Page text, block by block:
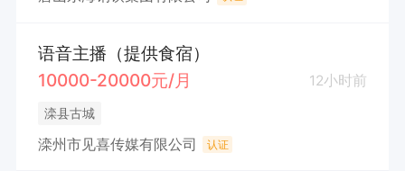
语音主播（提供食宿）
10000-20000元/月
12小时前
滦县古城
滦州市见喜传媒有限公司 认证